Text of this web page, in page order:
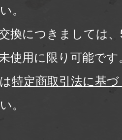
。
換につきましては
使用に限り可能です
特定商取引法に基
。